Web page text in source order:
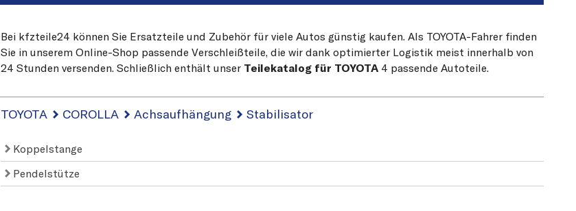
Bei kfzteile24 können Sie Ersatzteile und Zubehör für viele Autos günstig kaufen. Als TOYOTA-Fahrer finden
Sie in unserem Online-Shop passende Verschleißteile, die wir dank optimierter Logistik meist innerhalb von
24 Stunden versenden. Schließlich enthält unser Teilekatalog für TOYOTA 4 passende Autoteile.
TOYOTA COROLLA Achsaufhängung Stabilisator
Koppelstange
Pendelstütze